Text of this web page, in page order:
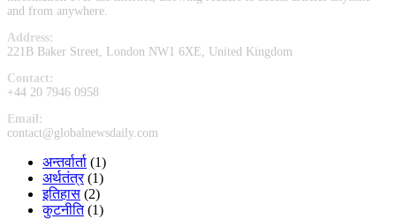
and from anywhere.
Address:
221B Baker Street, London NW1 6XE, United Kingdom
Contact:
+44 20 7946 0958
Email:
contact@globalnewsdaily.com
अन्तर्वार्ता (1)
अर्थतंत्र(1)
इतिहास (2)
कुटनीति(1)